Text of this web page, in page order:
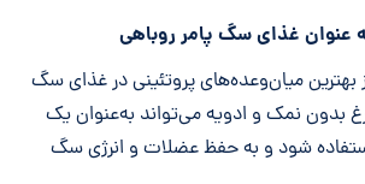
میان‌وعده‌های پروتئینی در غذای سگ
بدون نمک و ادویه می‌تواند به‌عنوان یک
شود و به حفظ عضلات و انرژی سگ